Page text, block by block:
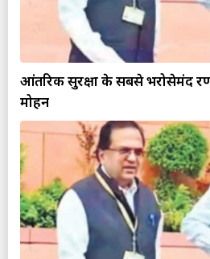
आंतरिक सुरक्षा के सबसे भरोसेमंद
मोहन